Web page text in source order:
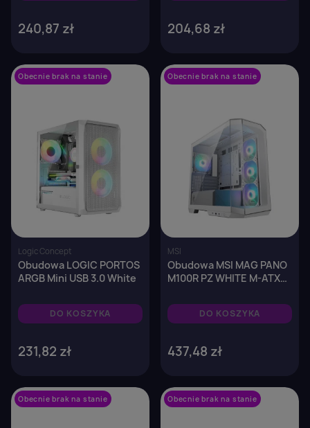
240,87 zł 204,68 zł
Obecnie brak na stanie
Logic Concept
Obudowa LOGIC PORTOS
ARGB Mini USB 3.0 White
DO KOSZYKA
231,82 zł
Obecnie brak na stanie
MSI
Obudowa MSI MAG PANO
M100R PZ WHITE M-ATX
bez zasilacza
DO KOSZYKA
437,48 zł
Obecnie brak na stanie Obecnie brak na stanie
×
wish list.